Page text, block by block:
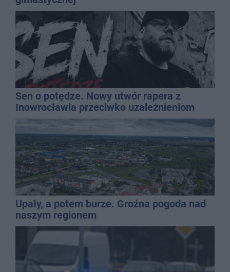
Sen o potędze. Nowy utwór rapera z
Inowrocławia przeciwko uzależnieniom
Upały, a potem burze. Groźna pogoda nad
naszym regionem